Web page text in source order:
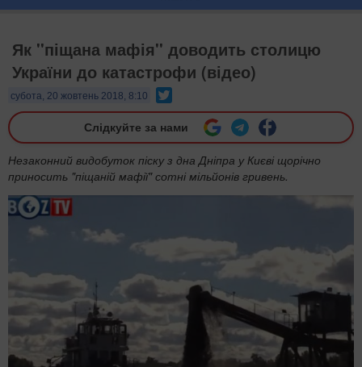
Як ''піщана мафія'' доводить столицю
України до катастрофи (відео)
субота, 20 жовтень 2018, 8:10
Слідкуйте за нами
Незаконний видобуток піску з дна Дніпра у Києві щорічно
приносить "піщаній мафії" сотні мільйонів гривень.